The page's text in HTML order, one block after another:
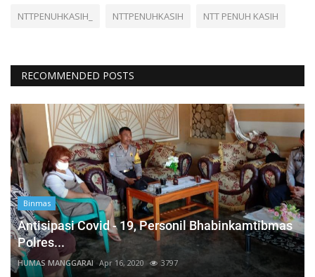
NTTPENUHKASIH_ NTTPENUHKASIH NTT PENUH KASIH
RECOMMENDED POSTS
Binmas
Antisipasi Covid - 19, Personil Bhabinkamtibmas
Polres...
HUMAS MANGGARAI Apr 16, 2020 3797